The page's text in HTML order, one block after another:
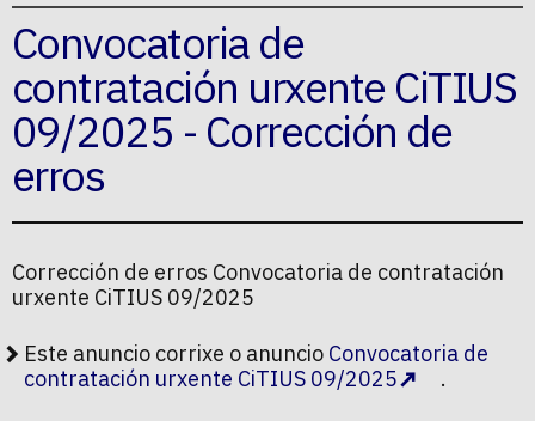
Convocatoria de
contratación urxente CiTIUS
09/2025 - Corrección de
erros
Corrección de erros Convocatoria de contratación
urxente CiTIUS 09/2025
Este anuncio corrixe o anuncio Convocatoria de
contratación urxente CiTIUS 09/2025
.